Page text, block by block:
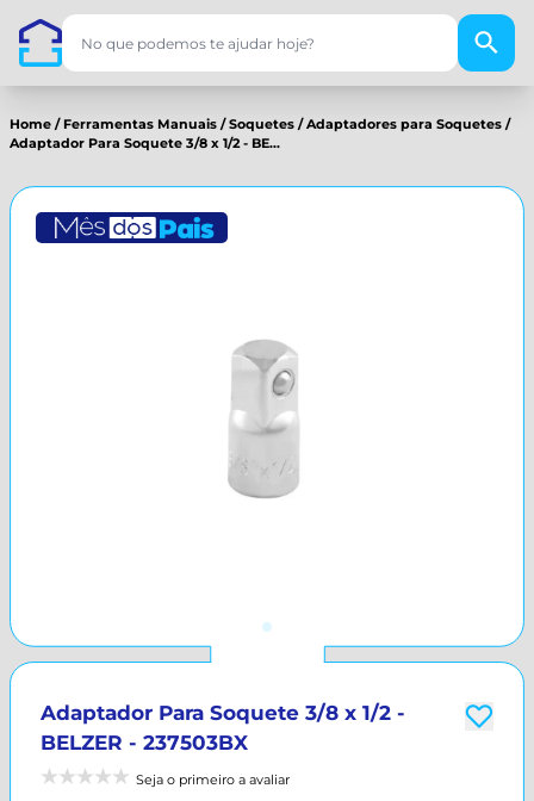
Home / Ferramentas Manuais /Soquetes /Adaptadores para Soquetes /
Adaptador Para Soquete 3/8 x 1/2 - BE...
Adaptador Para Soquete 3/8 x 1/2 -
BELZER - 237503BX
Seja o primeiro a avaliar